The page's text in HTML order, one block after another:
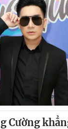
Cường